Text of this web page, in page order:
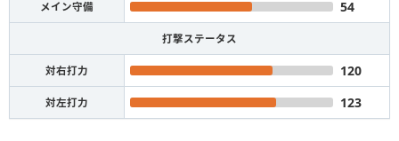
メイン守備 54
打撃ステータス
対右打力 120
対左打力 123